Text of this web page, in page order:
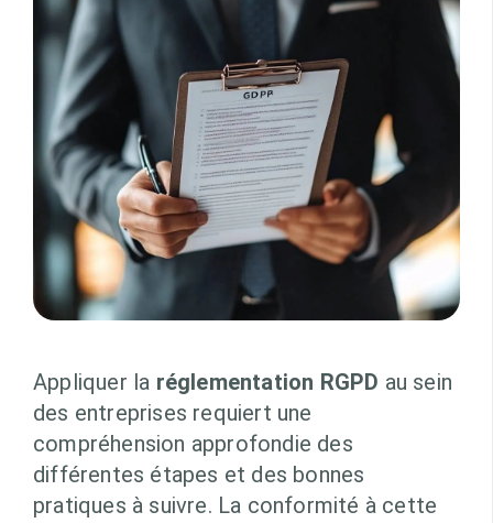
Appliquer la réglementation RGPD au sein
des entreprises requiert une
compréhension approfondie des
différentes étapes et des bonnes
pratiques à suivre. La conformité à cette